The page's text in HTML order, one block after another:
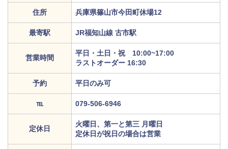
住所 兵庫県篠山市今田町休場12
最寄駅 JR福知山線 古市駅
営業時間
平日・土日・祝 10:00~17:00
ラストオーダー 16:30
予約 平日のみ可
℡ 079-506-6946
定休日
火曜日、第一と第三 月曜日
定休日が祝日の場合は営業